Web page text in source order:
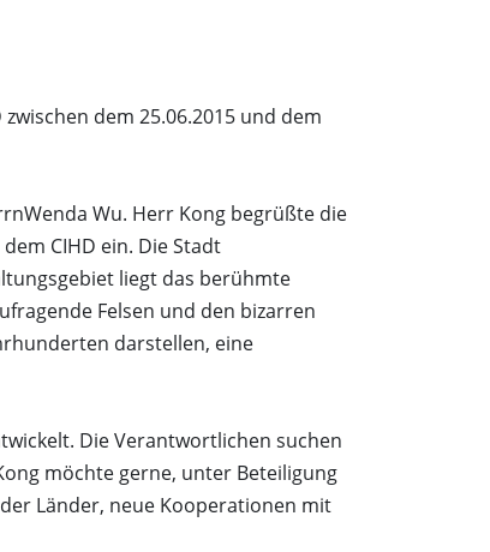
dem 25.06.2015 und dem
Wu. Herr Kong begrüßte die
CIHD ein. Die Stadt
liegt das berühmte
Felsen und den bizarren
darstellen, eine
Die Verantwortlichen suchen
möchte gerne, unter Beteiligung
Länder, neue Kooperationen mit